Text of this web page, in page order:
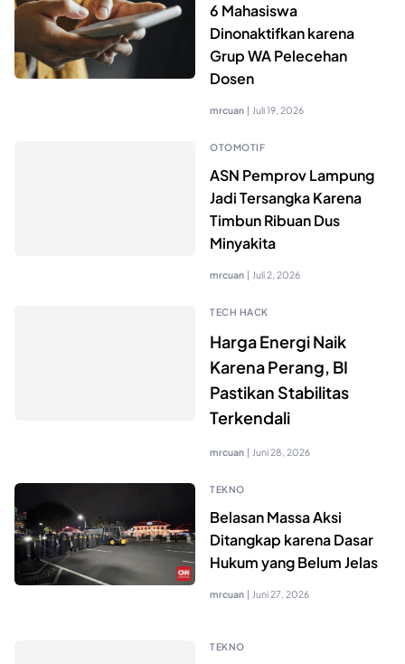
6 Mahasiswa
Dinonaktifkan karena
Grup WA Pelecehan
Dosen
mrcuan | Juli 19, 2026
OTOMOTIF
ASN Pemprov Lampung
Jadi Tersangka Karena
Timbun Ribuan Dus
Minyakita
mrcuan | Juli 2, 2026
TECH HACK
Harga Energi Naik
Karena Perang, BI
Pastikan Stabilitas
Terkendali
mrcuan | Juni 28, 2026
TEKNO
Belasan Massa Aksi
Ditangkap karena Dasar
Hukum yang Belum Jelas
mrcuan | Juni 27, 2026
TEKNO